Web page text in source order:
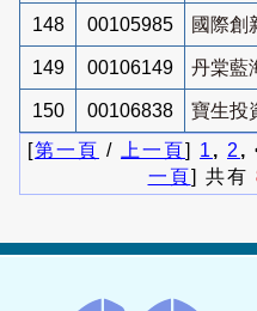
148 00105985 國際創
149 00106149 丹棠藍
150 00106838
寶生投
[第一頁 / 上一頁] 1 , 2 ,
一頁] 共有